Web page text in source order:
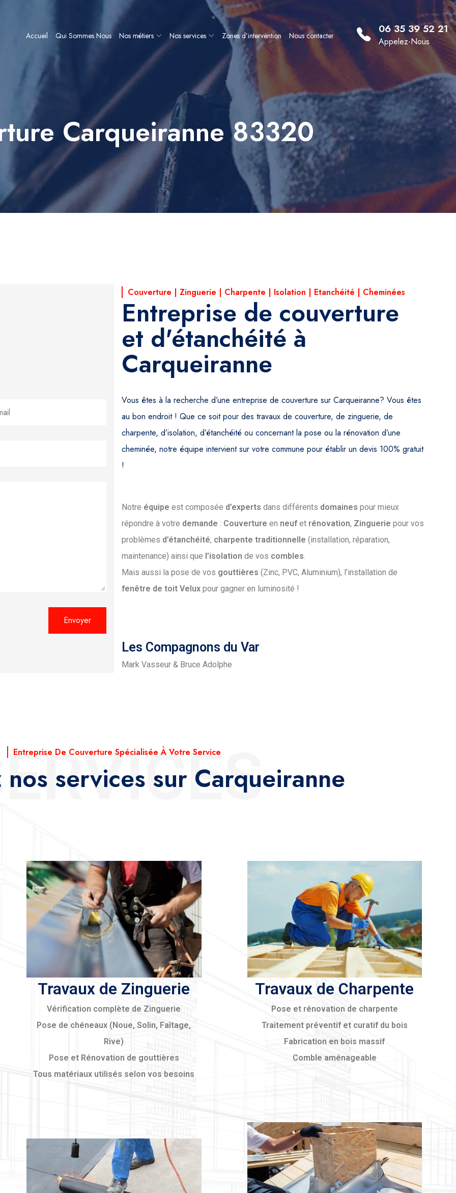
Accueil Qui Sommes Nous Nos métiers Nos services Zones d’intervention Nous contacter 06 35 39 52 21
Appelez-Nous
Carqueiranne 83320
Couverture | Zinguerie | Charpente | Isolation | Etanchéité | Cheminées
Entreprise de couverture
et d'étanchéité à
Carqueiranne
Vous êtes à la recherche d’une entreprise de couverture sur Carqueiranne? Vous êtes
au bon endroit ! Que ce soit pour des travaux de couverture, de zinguerie, de
charpente, d’isolation, d’étanchéité ou concernant la pose ou la rénovation d’une
cheminée, notre équipe intervient sur votre commune pour établir un devis 100% gratuit
!
Notre équipe est composée d’experts dans différents domaines pour mieux
répondre à votre demande : Couverture en neuf et rénovation, Zinguerie pour vos
problèmes d’étanchéité, charpente traditionnelle (installation, réparation,
maintenance) ainsi que l’isolation de vos combles.
Mais aussi la pose de vos gouttières (Zinc, PVC, Aluminium), l’installation de
fenêtre de toit Velux pour gagner en luminosité !
Les Compagnons du Var
Mark Vasseur & Bruce Adolphe
Entreprise De Couverture Spécialisée À Votre Service
nos services sur Carqueiranne
Travaux de Zinguerie
Vérification complète de Zinguerie
Pose de chéneaux (Noue, Solin, Faîtage,
Rive)
Pose et Rénovation de gouttières
Tous matériaux utilisés selon vos besoins
Travaux de Charpente
Pose et rénovation de charpente
Traitement préventif et curatif du bois
Fabrication en bois massif
Comble aménageable